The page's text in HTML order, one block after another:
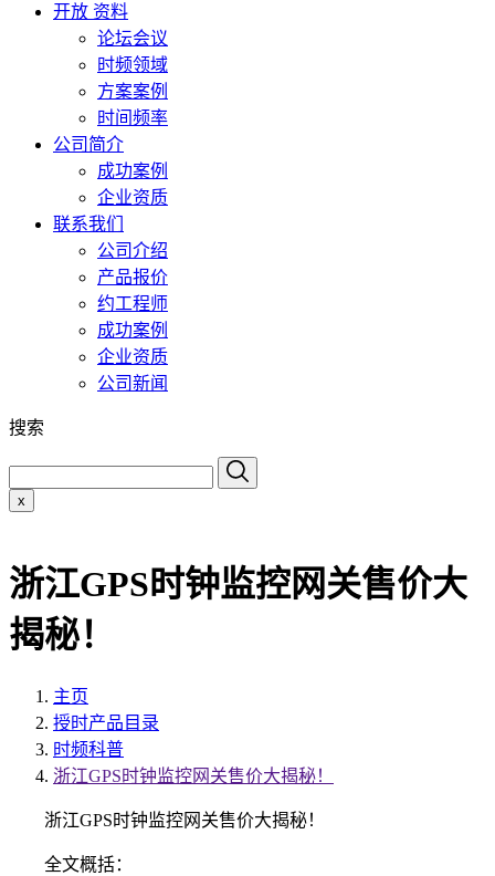
开放 资料
论坛会议
时频领域
方案案例
时间频率
公司简介
成功案例
企业资质
联系我们
公司介绍
产品报价
约工程师
成功案例
企业资质
公司新闻
搜索
x
浙江GPS时钟监控网关售价大
揭秘！
主页
授时产品目录
时频科普
浙江GPS时钟监控网关售价大揭秘！
浙江GPS时钟监控网关售价大揭秘！
全文概括：